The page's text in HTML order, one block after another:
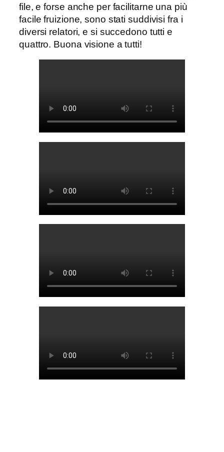
file, e forse anche per facilitarne una più
facile fruizione, sono stati suddivisi fra i
diversi relatori, e si succedono tutti e
quattro. Buona visione a tutti!